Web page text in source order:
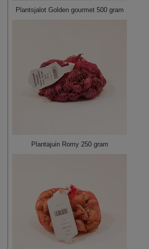
Plantsjalot Golden gourmet 500 gram
Plantajuin Romy 250 gram